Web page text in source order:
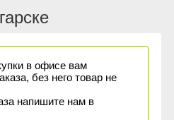
в офисе вам
без него товар не
напишите нам в